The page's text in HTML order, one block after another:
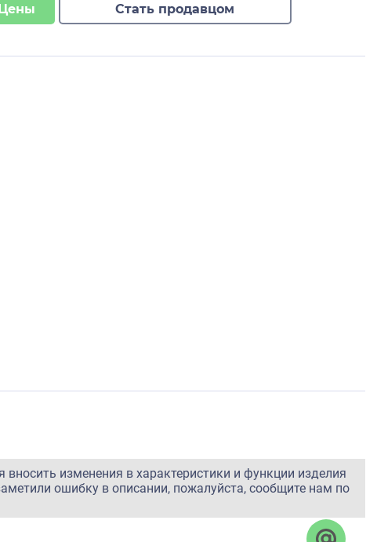
Стать продавцом
изменения в характеристики и функции изделия
ошибку в описании, пожалуйста, сообщите нам по